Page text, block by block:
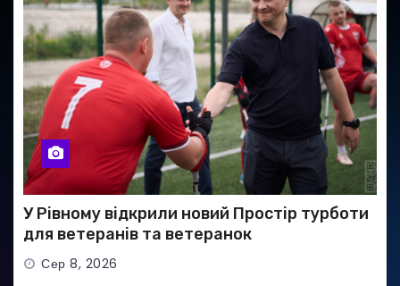
У Рівному відкрили новий Простір турботи
для ветеранів та ветеранок
Сер 8, 2026